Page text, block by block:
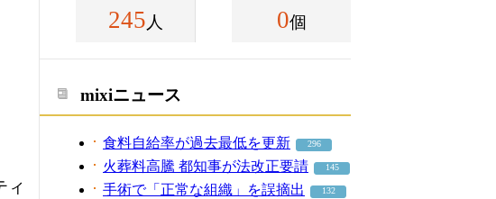
ィ
245 人 0個
mixiニュース
食料自給率が過去最低を更新 296
火葬料高騰 都知事が法改正要請 145
手術で「正常な組織」を誤摘出 132